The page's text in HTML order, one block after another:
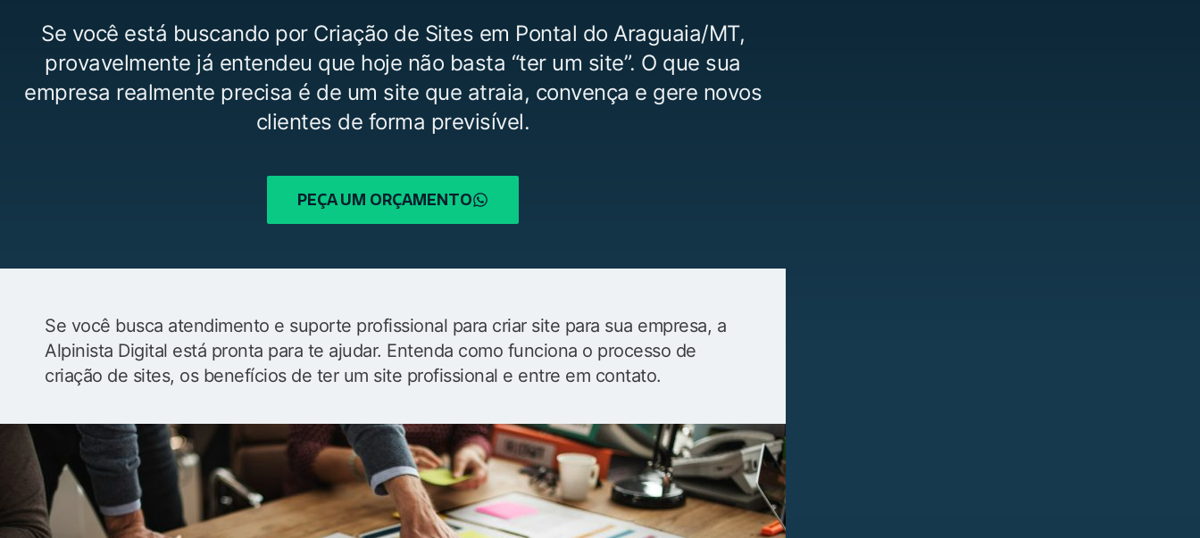
Se você está buscando por Criação de Sites em Pontal do Araguaia/MT,
provavelmente já entendeu que hoje não basta “ter um site”. O que sua
empresa realmente precisa é de um site que atraia, convença e gere novos
clientes de forma previsível.
PEÇA UM ORÇAMENTO
Se você busca atendimento e suporte profissional para criar site para sua empresa, a
Alpinista Digital está pronta para te ajudar. Entenda como funciona o processo de
criação de sites, os benefícios de ter um site profissional e entre em contato.